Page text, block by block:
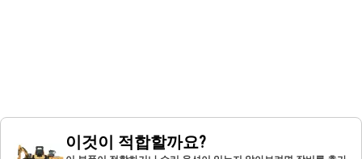
이것이 적합할까요?